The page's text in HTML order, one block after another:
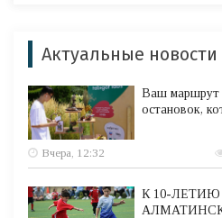
Актуальные новости
Ваш маршрут
остановок,
Вчера, 12:32
К 10-ЛЕТИЮ